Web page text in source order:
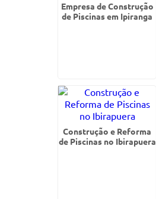
Empresa de Construção
de Piscinas em Ipiranga
Construção e Reforma
de Piscinas no Ibirapuera